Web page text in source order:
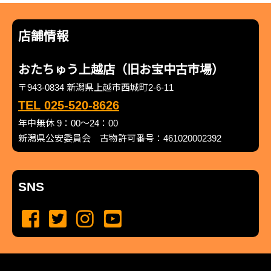
店舗情報
おたちゅう上越店（旧お宝中古市場）
〒943-0834 新潟県上越市西城町2-6-11
TEL 025-520-8626
年中無休 9：00～24：00
新潟県公安委員会 古物許可番号：461020002392
SNS